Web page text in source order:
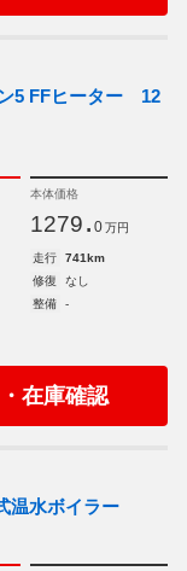
5 FFヒーター 12
本体価格
1279. 0 万円
走行
741km
修復
なし
整備
-
在庫確認
温水ボイラー